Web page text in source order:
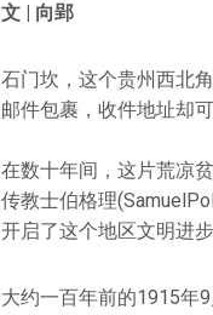
文 | 向郢
石门坎，这个贵州西北
邮件包裹，收件地址却
在数十年间，这片荒凉
传教士伯格理
开启了这个地区文明进
大约一百年前的1915年